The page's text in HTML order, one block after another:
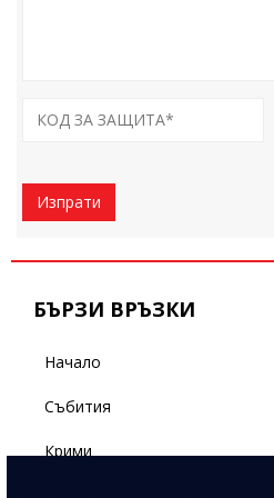
Изпрати
БЪРЗИ ВРЪЗКИ
Начало
Събития
Крими